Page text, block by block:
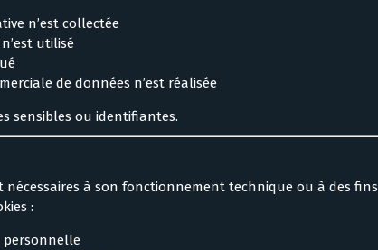
n’est collectée
utilisé
de données n’est réalisée
sensibles ou identifiantes.
nécessaires à son fonctionnement technique ou à des fins
: